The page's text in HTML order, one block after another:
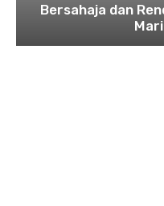
Bersahaja dan